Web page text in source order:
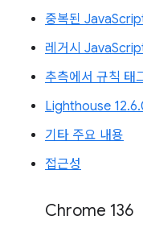
중복된
레거시
추측에서 규칙 태
Lighthouse
기타 주요 내용
접근성
Chrome 136